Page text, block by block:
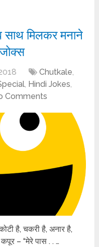
मिलकर मनाने
Chutkale,
, Hindi Jokes,
Comments
है, चकरी है, अनार है,
कपूर – “मेरे पास . . …